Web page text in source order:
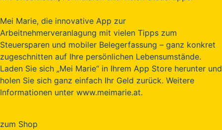
Mei Marie, die innovative App zur
Arbeitnehmerveranlagung mit vielen Tipps zum
Steuersparen und mobiler Belegerfassung – ganz konkret
zugeschnitten auf Ihre persönlichen Lebensumstände.
Laden Sie sich „Mei Marie“ in Ihrem App Store herunter und
holen Sie sich ganz einfach Ihr Geld zurück. Weitere
Informationen unter www.meimarie.at.
zum Shop